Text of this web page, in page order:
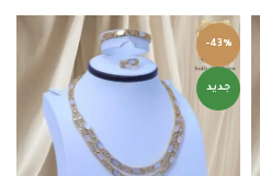
-43%
جديد